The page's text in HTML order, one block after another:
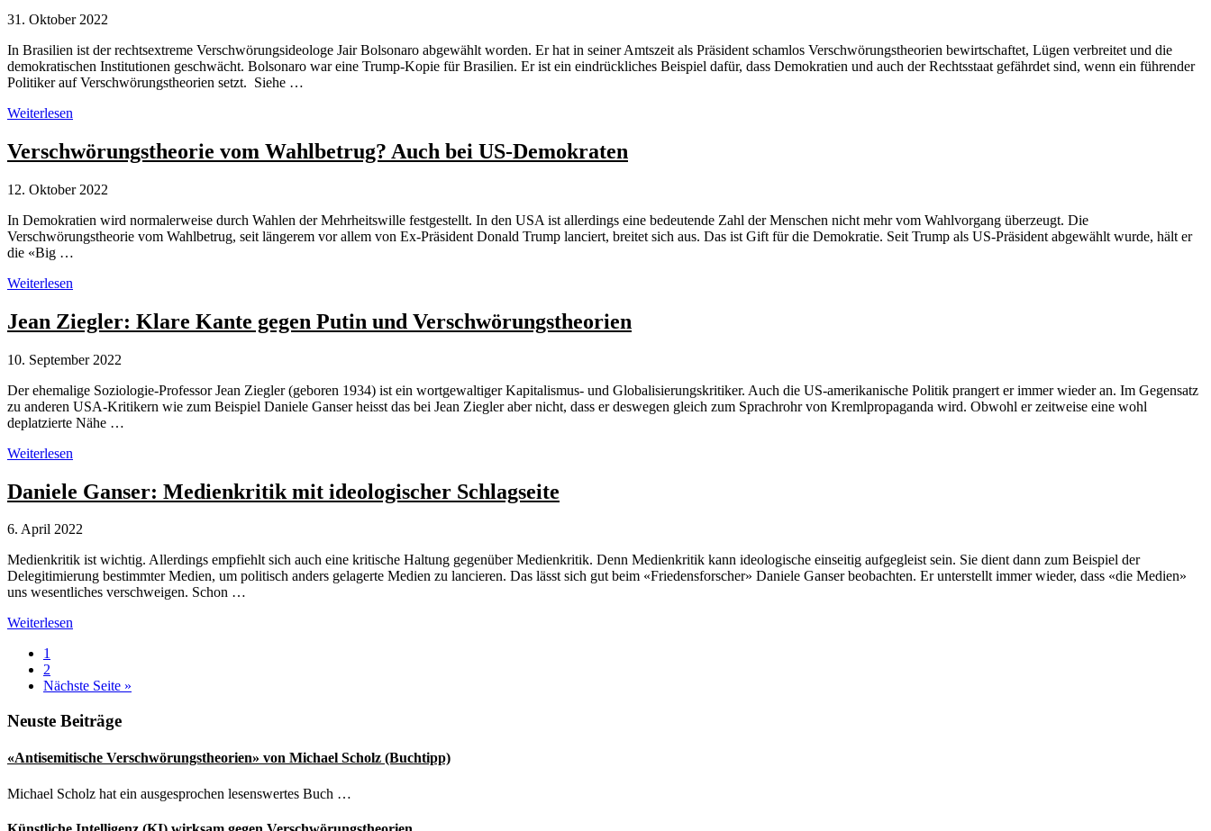
der
durch
Propaganda
31. Oktober 2022
In Brasilien ist der rechtsextreme Verschwörungsideologe Jair Bolsonaro abgewählt worden. Er hat in seiner Amtszeit als Präsident schamlos Verschwörungstheorien bewirtschaftet, Lügen verbreitet und die
demokratischen Institutionen geschwächt. Bolsonaro war eine Trump-Kopie für Brasilien. Er ist ein eindrückliches Beispiel dafür, dass Demokratien und auch der Rechtsstaat gefährdet sind, wenn ein führender
Politiker auf Verschwörungstheorien setzt. Siehe …
Zur
des
Verschwörungsideologen
Bolsonaro
Brasilien
Weiterlesen
Verschwörungstheorie vom Wahlbetrug? Auch bei US-Demokraten
12. Oktober 2022
In Demokratien wird normalerweise durch Wahlen der Mehrheitswille festgestellt. In den USA ist allerdings eine bedeutende Zahl der Menschen nicht mehr vom Wahlvorgang überzeugt. Die
Verschwörungstheorie vom Wahlbetrug, seit längerem vor allem von Ex-Präsident Donald Trump lanciert, breitet sich aus. Das ist Gift für die Demokratie. Seit Trump als US-Präsident abgewählt wurde, hält er
die «Big …
Verschwörungstheorie
Wahlbetrug?
Auch
US-
Weiterlesen
Jean Ziegler: Klare Kante gegen Putin und Verschwörungstheorien
10. September 2022
Der ehemalige Soziologie-Professor Jean Ziegler (geboren 1934) ist ein wortgewaltiger Kapitalismus- und Globalisierungskritiker. Auch die US-amerikanische Politik prangert er immer wieder an. Im Gegensatz
zu anderen USA-Kritikern wie zum Beispiel Daniele Ganser heisst das bei Jean Ziegler aber nicht, dass er deswegen gleich zum Sprachrohr von Kremlpropaganda wird. Obwohl er zeitweise eine wohl
deplatzierte Nähe …
Jean
Klare
Kante
Putin
Verschwörungstheorien
Weiterlesen
Daniele Ganser: Medienkritik mit ideologischer Schlagseite
6. April 2022
Medienkritik ist wichtig. Allerdings empfiehlt sich auch eine kritische Haltung gegenüber Medienkritik. Denn Medienkritik kann ideologische einseitig aufgegleist sein. Sie dient dann zum Beispiel der
Delegitimierung bestimmter Medien, um politisch anders gelagerte Medien zu lancieren. Das lässt sich gut beim «Friedensforscher» Daniele Ganser beobachten. Er unterstellt immer wieder, dass «die Medien»
uns wesentliches verschweigen. Schon …
Daniele
Medienkritik
ideologischer
Weiterlesen
Seite
1
Seite
2
Nächste Seite aufrufen
»
Seitenspalte
Neuste Beiträge
«Antisemitische Verschwörungstheorien» von Michael Scholz (Buchtipp)
Michael Scholz hat ein ausgesprochen lesenswertes Buch …